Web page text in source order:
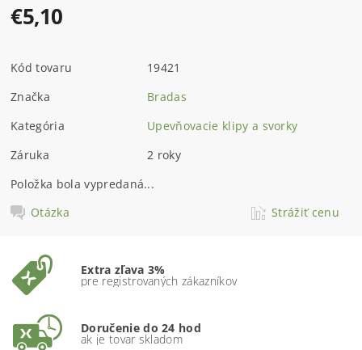
€5,10
Kód tovaru
19421
Značka
Bradas
Kategória
Upevňovacie klipy a svorky
Záruka
2 roky
Položka bola vypredaná...
Otázka
Strážiť cenu
Extra zľava 3%
pre registrovaných zákazníkov
Doručenie do 24 hod
ak je tovar skladom